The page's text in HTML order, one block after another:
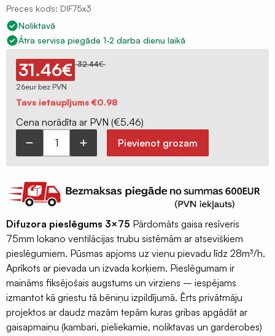
Preces kods: DIF75x3
Noliktavā
Ātra servisa piegāde 1-2 darba dienu laikā
€
32.44
price
€32.44.
€
31.46
26eur bez PVN
price
€31.46.
Tavs ietaupījums €0.98
Cena norādīta ar PVN (€5.46)
Profesionāls
difuzora
pieslēguma
3x75
ar
korķiem
300mm,
ARIA
DIF75x3
daudzums
Pievienot grozam
Difuzora pieslēgums 3×75 Pārdomāts gaisa resīveris
75mm lokano ventilācijas trubu sistēmām ar atseviškiem
pieslēgumiem. Pūsmas apjoms uz vienu pievadu līdz 28m³/h.
Aprīkots ar pievada un izvada korķiem. Pieslēgumam ir
maināms fiksējošais augstums un virziens – iespējams
izmantot kā griestu tā bēniņu izpildījumā. Ērts privātmāju
projektos ar daudz mazām tepām kuras gribas apgādāt ar
gaisapmaiņu (kambari, pieliekamie, noliktavas un garderobes)
Celtniecības
aizsargplēves
Putekļu
membrāna
Iepakojuma
plēves
Termorukuma
pamatu
plēves
grīdu
folija
plēves
Ģeomembrāna
/
ģeotekstils
Sastatņu